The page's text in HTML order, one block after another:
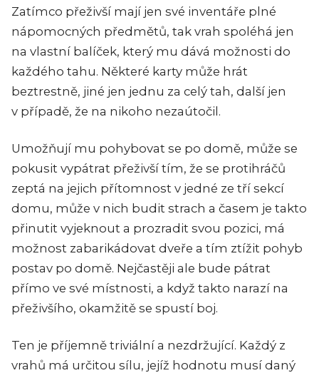
Zatímco přeživší mají jen své inventáře plné
nápomocných předmětů, tak vrah spoléhá jen
na vlastní balíček, který mu dává možnosti do
každého tahu. Některé karty může hrát
beztrestně, jiné jen jednu za celý tah, další jen
v případě, že na nikoho nezaútočil.
Umožňují mu pohybovat se po domě, může se
pokusit vypátrat přeživší tím, že se protihráčů
zeptá na jejich přítomnost v jedné ze tří sekcí
domu, může v nich budit strach a časem je takto
přinutit vyjeknout a prozradit svou pozici, má
možnost zabarikádovat dveře a tím ztížit pohyb
postav po domě. Nejčastěji ale bude pátrat
přímo ve své místnosti, a když takto narazí na
přeživšího, okamžitě se spustí boj.
Ten je příjemně triviální a nezdržující. Každý z
vrahů má určitou sílu, jejíž hodnotu musí daný